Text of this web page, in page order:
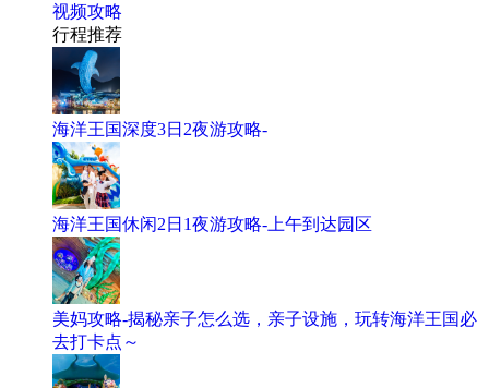
视频攻略
行程推荐
海洋王国深度3日2夜游攻略-
海洋王国休闲2日1夜游攻略-上午到达园区
美妈攻略-揭秘亲子怎么选，亲子设施，玩转海洋王国必
去打卡点～